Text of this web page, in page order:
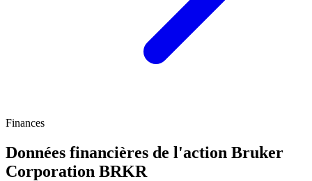
Finances
Données financières de l'action Bruker
Corporation BRKR